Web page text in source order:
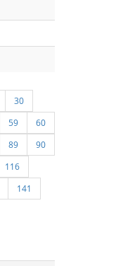
30
59
60
89
90
116
141